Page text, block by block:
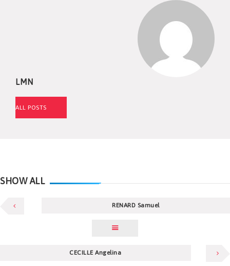
LMN
ALL POSTS
SHOW ALL
RENARD Samuel
CECILLE Angelina